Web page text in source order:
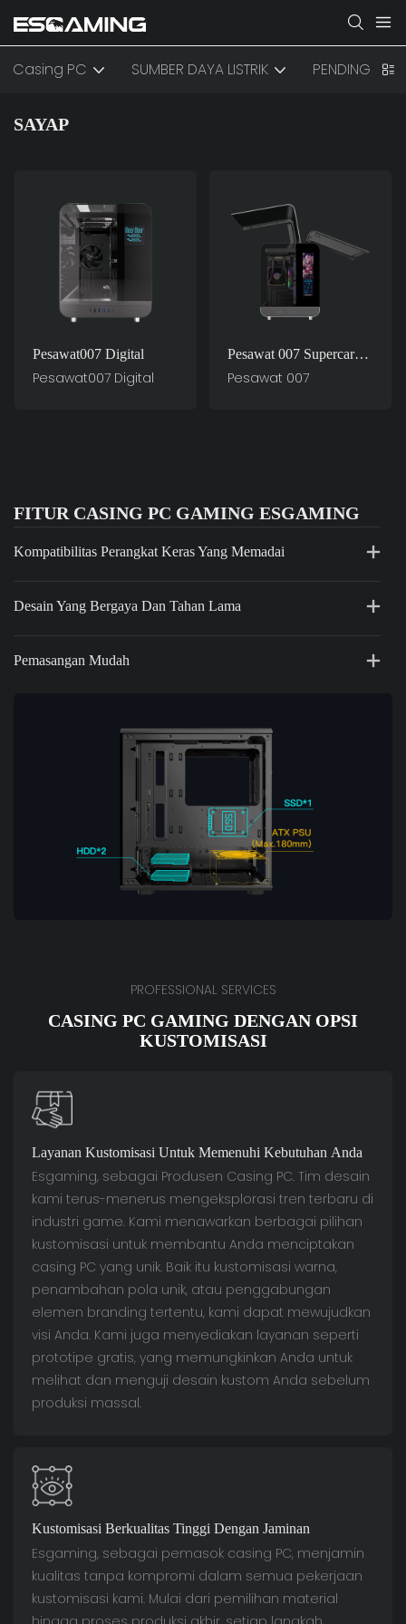
Casing PC SUMBER DAYA LISTRIK PENDINGINAN
SAYAP
Pesawat007 Digital
Pesawat007 Digital
Pesawat 007 Supercar
Dari Casing Komputer
Pesawat 007
FITUR CASING PC GAMING ESGAMING
Kompatibilitas Perangkat Keras Yang Memadai
Desain Yang Bergaya Dan Tahan Lama
Pemasangan Mudah
PROFESSIONAL SERVICES
CASING PC GAMING DENGAN OPSI
KUSTOMISASI
Layanan Kustomisasi Untuk Memenuhi Kebutuhan Anda
Esgaming, sebagai Produsen Casing PC. Tim desain
kami terus-menerus mengeksplorasi tren terbaru di
industri game. Kami menawarkan berbagai pilihan
kustomisasi untuk membantu Anda menciptakan
casing PC yang unik. Baik itu kustomisasi warna,
penambahan pola unik, atau penggabungan
elemen branding tertentu, kami dapat mewujudkan
visi Anda. Kami juga menyediakan layanan seperti
prototipe gratis, yang memungkinkan Anda untuk
melihat dan menguji desain kustom Anda sebelum
produksi massal.
Kustomisasi Berkualitas Tinggi Dengan Jaminan
Esgaming, sebagai pemasok casing PC, menjamin
kualitas tanpa kompromi dalam semua pekerjaan
kustomisasi kami. Mulai dari pemilihan material